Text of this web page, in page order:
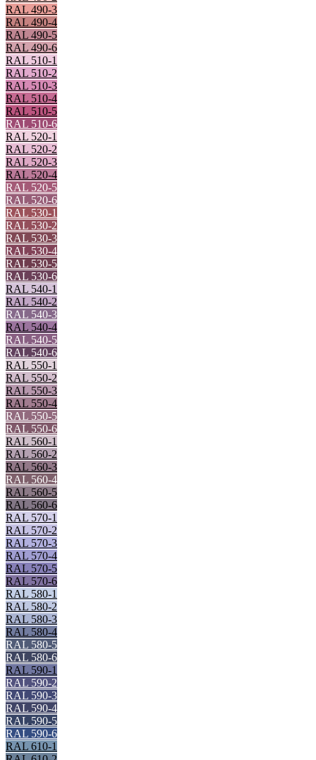
RAL 490-3
RAL 490-4
RAL 490-5
RAL 490-6
RAL 510-1
RAL 510-2
RAL 510-3
RAL 510-4
RAL 510-5
RAL 510-6
RAL 520-1
RAL 520-2
RAL 520-3
RAL 520-4
RAL 520-5
RAL 520-6
RAL 530-1
RAL 530-2
RAL 530-3
RAL 530-4
RAL 530-5
RAL 530-6
RAL 540-1
RAL 540-2
RAL 540-3
RAL 540-4
RAL 540-5
RAL 540-6
RAL 550-1
RAL 550-2
RAL 550-3
RAL 550-4
RAL 550-5
RAL 550-6
RAL 560-1
RAL 560-2
RAL 560-3
RAL 560-4
RAL 560-5
RAL 560-6
RAL 570-1
RAL 570-2
RAL 570-3
RAL 570-4
RAL 570-5
RAL 570-6
RAL 580-1
RAL 580-2
RAL 580-3
RAL 580-4
RAL 580-5
RAL 580-6
RAL 590-1
RAL 590-2
RAL 590-3
RAL 590-4
RAL 590-5
RAL 590-6
RAL 610-1